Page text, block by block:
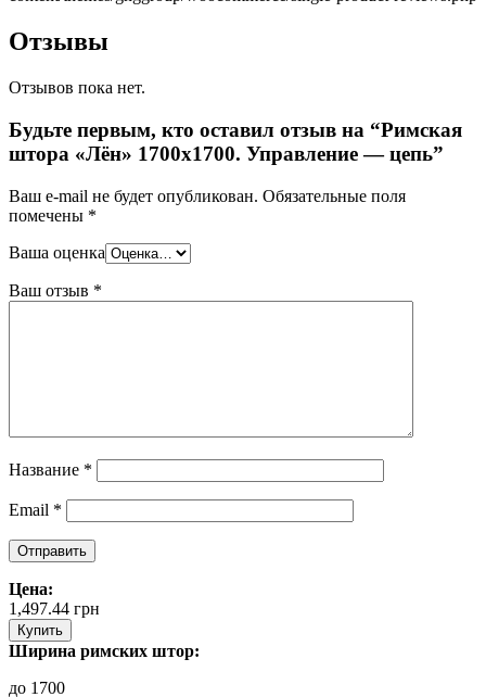
Отзывы
Отзывов пока нет.
Будьте первым, кто оставил отзыв на “Римская
штора «Лён» 1700х1700. Управление — цепь”
Ваш e-mail не будет опубликован. Обязательные поля
помечены *
Ваша оценка
Ваш отзыв *
Название *
Email *
Цена:
1,497.44 грн
Купить
Ширина римских штор:
до 1700